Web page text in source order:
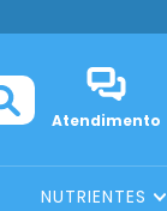
Atendimento
NUTRIENTES